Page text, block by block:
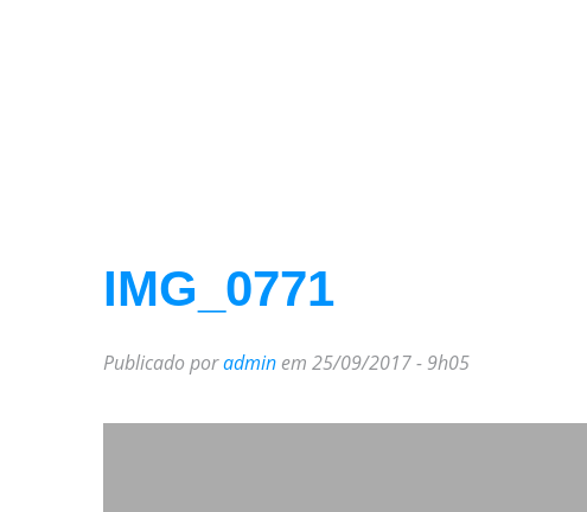
IMG_0771
Publicado poradmin em 25/09/2017 - 9h05